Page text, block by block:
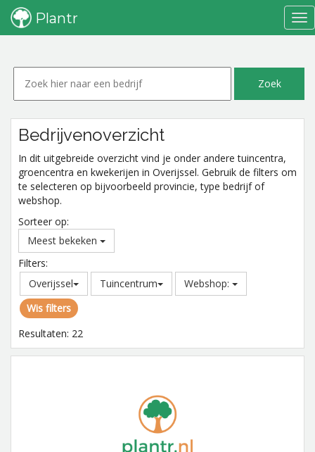
Plantr
Bedrijvenoverzicht
In dit uitgebreide overzicht vind je onder andere tuincentra,
groencentra en kwekerijen in Overijssel. Gebruik de filters om
te selecteren op bijvoorbeeld provincie, type bedrijf of
webshop.
Sorteer op:
Meest bekeken
Filters:
Overijssel
Tuincentrum
Webshop:
Wis filters
Resultaten: 22